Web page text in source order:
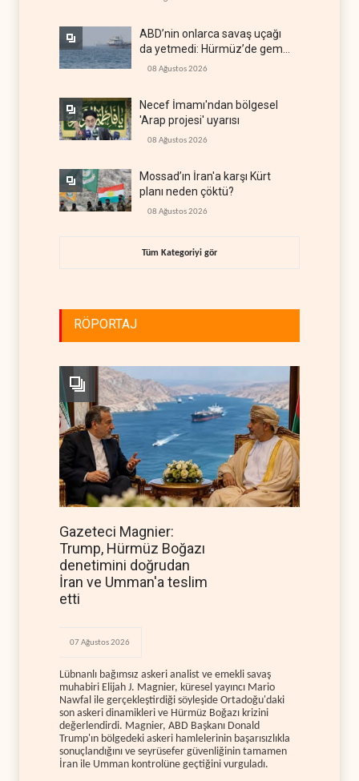
ABD’nin onlarca savaş uçağı
da yetmedi: Hürmüz’de gemi
vuruldu
08 Ağustos 2026
Necef İmamı'ndan bölgesel
'Arap projesi' uyarısı
08 Ağustos 2026
Mossad’ın İran'a karşı Kürt
planı neden çöktü?
08 Ağustos 2026
Tüm Kategoriyi gör
RÖPORTAJ
Gazeteci Magnier:
Trump, Hürmüz Boğazı
denetimini doğrudan
İran ve Umman'a teslim
etti
07 Ağustos 2026
Lübnanlı bağımsız askeri analist ve emekli savaş
muhabiri Elijah J. Magnier, küresel yayıncı Mario
Nawfal ile gerçekleştirdiği söyleşide Ortadoğu'daki
son askeri dinamikleri ve Hürmüz Boğazı krizini
değerlendirdi. Magnier, ABD Başkanı Donald
Trump'ın bölgedeki askeri hamlelerinin başarısızlıkla
sonuçlandığını ve seyrüsefer güvenliğinin tamamen
İran ile Umman kontrolüne geçtiğini vurguladı.